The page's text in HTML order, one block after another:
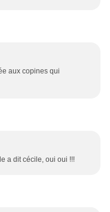
aux copines qui
a dit cécile, oui oui !!!